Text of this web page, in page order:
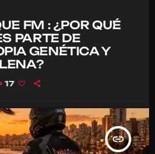
FM : ¿POR QUÉ
PARTE DE
GENÉTICA Y
17
insert_link